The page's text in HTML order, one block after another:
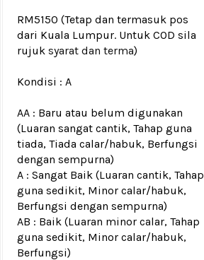
RM5150 (Tetap dan termasuk pos
dari Kuala Lumpur. Untuk COD sila
rujuk syarat dan terma)
Kondisi : A
AA : Baru atau belum digunakan
(Luaran sangat cantik, Tahap guna
tiada, Tiada calar/habuk, Berfungsi
dengan sempurna)
A : Sangat Baik (Luaran cantik, Tahap
guna sedikit, Minor calar/habuk,
Berfungsi dengan sempurna)
AB : Baik (Luaran minor calar, Tahap
guna sedikit, Minor calar/habuk,
Berfungsi)